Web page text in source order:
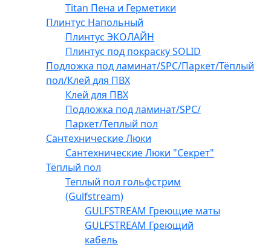
Titan Пена и Герметики
Плинтус Напольный
Плинтус ЭКОЛАЙН
Плинтус под покраску SOLID
Подложка под ламинат/SPC/Паркет/Тёплый
пол/Клей для ПВХ
Клей для ПВХ
Подложка под ламинат/SPC/
Паркет/Теплый пол
Сантехнические Люки
Сантехнические Люки "Секрет"
Тёплый пол
Теплый пол гольфстрим
(Gulfstream)
GULFSTREAM Греющие маты
GULFSTREAM Греющий
кабель